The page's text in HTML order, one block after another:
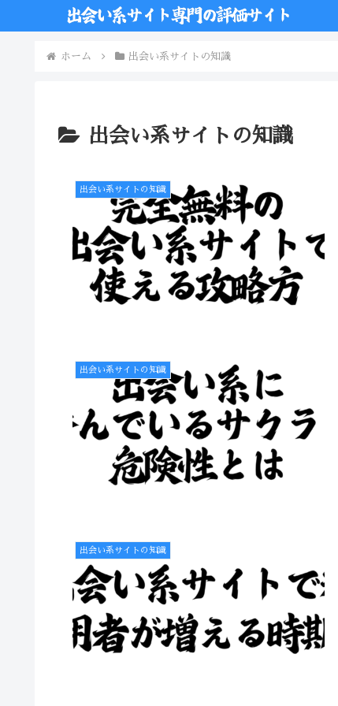
ホーム 出会い系サイトの知識
出会い系サイトの知識
出会い系サイトの知識
出会い系サイトの知識
出会い系サイトの知識